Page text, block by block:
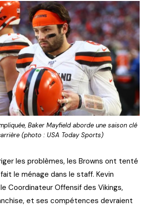
Baker Mayfield aborde une saison clé
(photo : USA Today Sports)
les problèmes, les Browns ont tenté
le ménage dans le staff. Kevin
Coordinateur Offensif des Vikings,
et ses compétences devraient